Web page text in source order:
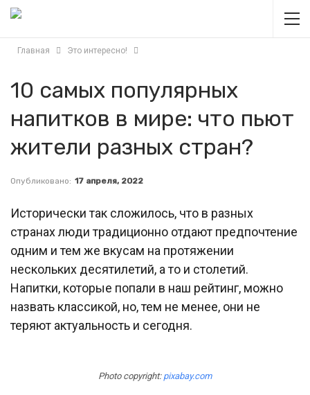
Главная Это интересно!
10 самых популярных
напитков в мире: что пьют
жители разных стран?
Опубликовано: 17 апреля, 2022
Исторически так сложилось, что в разных
странах люди традиционно отдают предпочтение
одним и тем же вкусам на протяжении
нескольких десятилетий, а то и столетий.
Напитки, которые попали в наш рейтинг, можно
назвать классикой, но, тем не менее, они не
теряют актуальность и сегодня.
Photo copyright: pixabay.com